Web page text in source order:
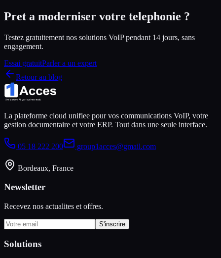
Pret a moderniser votre telephonie ?
Testez gratuitement nos solutions VoIP pendant 14 jours, sans
engagement.
Essai gratuitParler a un expert
Retour au blog
La plateforme cloud unifiee pour vos communications VoIP, votre
gestion documentaire et votre ERP. Tout dans une seule interface.
05 18 222 200 group1acces@gmail.com
Bordeaux, France
Newsletter
Recevez nos actualites et offres.
S'inscrire
Solutions